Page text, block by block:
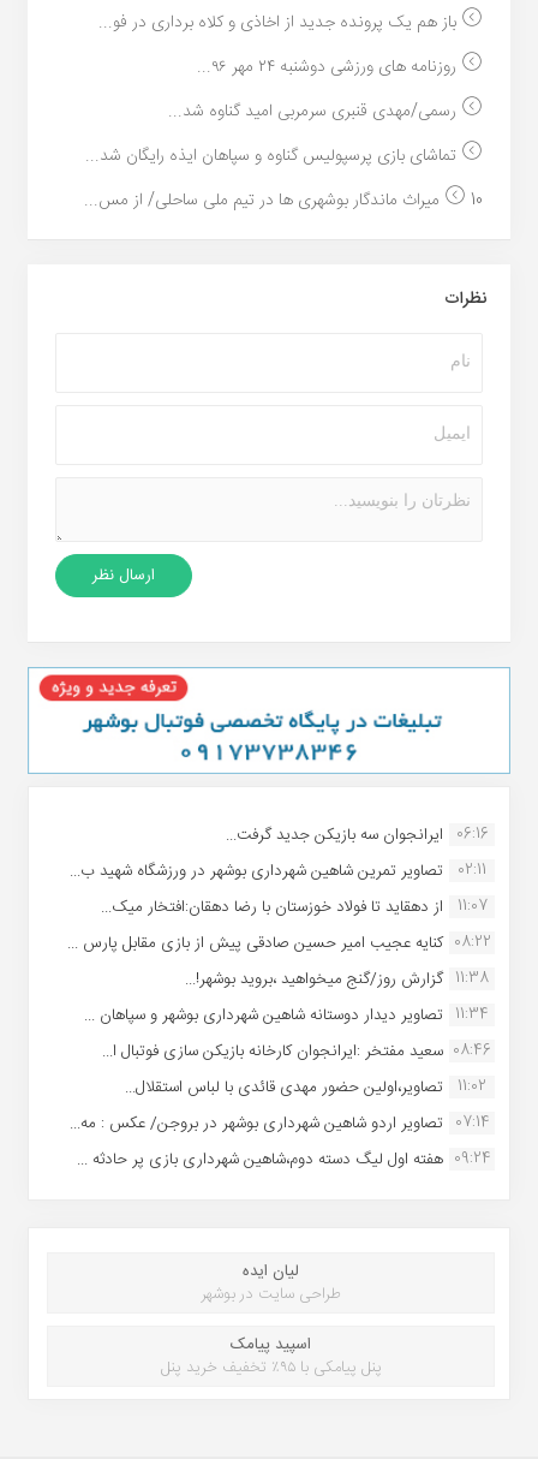
باز هم یک پرونده جدید از اخاذی و کلاه برداری در فو...
روزنامه های ورزشی دوشنبه ۲۴ مهر ۹۶...
رسمی/مهدی قنبری سرمربی امید گناوه شد...
تماشای بازی پرسپولیس گناوه و سپاهان ایذه رایگان شد...
10 میراث ماندگار بوشهری ها در تیم ملی ساحلی/ از مس...
نظرات
06:16 ایرانجوان سه بازیکن جدید گرفت...
02:11
تصاویر تمرین شاهین شهردارى بوشهر در ورزشگاه شهید ب...
11:07
از دهقاید تا فولاد خوزستان با رضا دهقان:افتخار میک...
08:22 کنایه عجیب امیر حسین صادقی پیش از بازی مقابل پارس ...
11:38 گزارش روز/گنج میخواهید ،بروید بوشهر!...
11:34 تصاویر دیدار دوستانه شاهین شهردارى بوشهر و سپاهان ...
08:46 سعید مفتخر :ایرانجوان کارخانه بازیکن سازی فوتبال ا...
11:02
تصاویر،اولین حضور مهدی قائدی با لباس استقلال...
07:14 تصاویر اردو شاهین شهرداری بوشهر در بروجن/ عکس : مه...
09:24 هفته اول لیگ دسته دوم،شاهین شهرداری بازی پر حادثه ...
لیان ایده
طراحی سایت در بوشهر
اسپید پیامک
پنل پیامکی با ۹۵٪ تخفیف خرید پنل